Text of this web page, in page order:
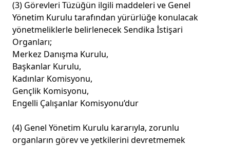
(3) Görevleri Tüzüğün ilgili maddeleri ve Genel
Yönetim Kurulu tarafından yürürlüğe konulacak
yönetmeliklerle belirlenecek Sendika İstişari
Organları;
Merkez Danışma Kurulu,
Başkanlar Kurulu,
Kadınlar Komisyonu,
Gençlik Komisyonu,
Engelli Çalışanlar Komisyonu’dur
(4) Genel Yönetim Kurulu kararıyla, zorunlu
organların görev ve yetkilerini devretmemek